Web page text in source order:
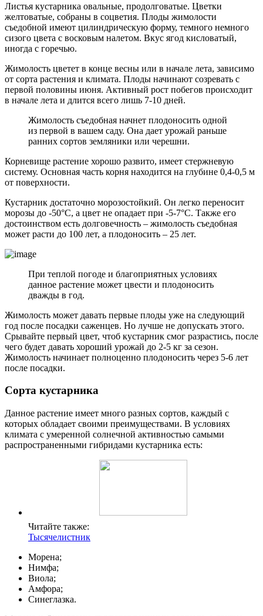
Листья кустарника овальные, продолговатые. Цветки
желтоватые, собраны в соцветия. Плоды жимолости
съедобной имеют цилиндрическую форму, темного немного
сизого цвета с восковым налетом. Вкус ягод кисловатый,
иногда с горечью.
Жимолость цветет в конце весны или в начале лета, зависимо
от сорта растения и климата. Плоды начинают созревать с
первой половины июня. Активный рост побегов происходит
в начале лета и длится всего лишь 7-10 дней.
Жимолость съедобная начнет плодоносить одной
из первой в вашем саду. Она дает урожай раньше
ранних сортов земляники или черешни.
Корневище растение хорошо развито, имеет стержневую
систему. Основная часть корня находится на глубине 0,4-0,5 м
от поверхности.
Кустарник достаточно морозостойкий. Он легко переносит
морозы до -50°С, а цвет не опадает при -5-7°С. Также его
достоинством есть долговечность – жимолость съедобная
может расти до 100 лет, а плодоносить – 25 лет.
При теплой погоде и благоприятных условиях
данное растение может цвести и плодоносить
дважды в год.
Жимолость может давать первые плоды уже на следующий
год после посадки саженцев. Но лучше не допускать этого.
Срывайте первый цвет, чтоб кустарник смог разрастись, после
чего будет давать хороший урожай до 2-5 кг за сезон.
Жимолость начинает полноценно плодоносить через 5-6 лет
после посадки.
Сорта кустарника
Данное растение имеет много разных сортов, каждый с
которых обладает своими преимуществами. В условиях
климата с умеренной солнечной активностью самыми
распространенными гибридами кустарника есть:
Читайте также:
Тысячелистник
Морена;
Нимфа;
Виола;
Амфора;
Синеглазка.